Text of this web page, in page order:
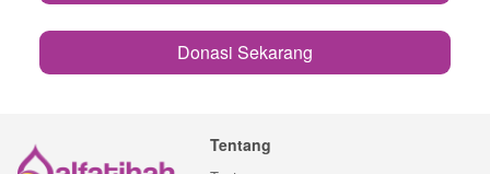
`Donasi Sekarang
Tentang